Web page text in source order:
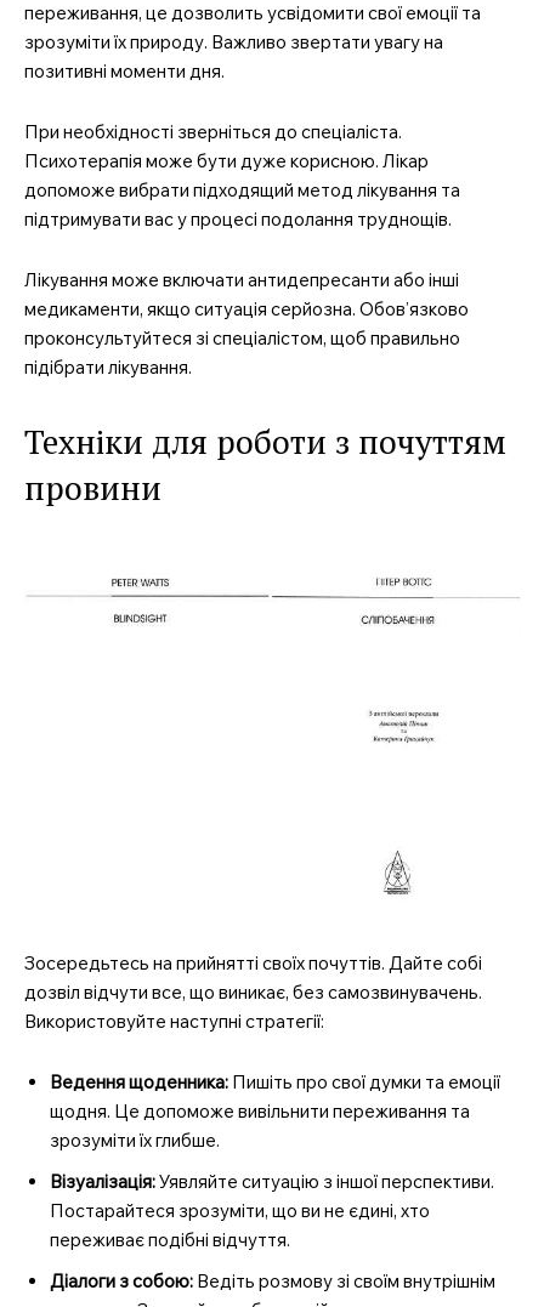
переживання, це дозволить усвідомити свої емоції та
зрозуміти їх природу. Важливо звертати увагу на
позитивні моменти дня.
При необхідності зверніться до спеціаліста.
Психотерапія може бути дуже корисною. Лікар
допоможе вибрати підходящий метод лікування та
підтримувати вас у процесі подолання труднощів.
Лікування може включати антидепресанти або інші
медикаменти, якщо ситуація серйозна. Обов’язково
проконсультуйтеся зі спеціалістом, щоб правильно
підібрати лікування.
Техніки для роботи з почуттям
провини
Зосередьтесь на прийнятті своїх почуттів. Дайте собі
дозвіл відчути все, що виникає, без самозвинувачень.
Використовуйте наступні стратегії:
Ведення щоденника: Пишіть про свої думки та емоції
щодня. Це допоможе вивільнити переживання та
зрозуміти їх глибше.
Візуалізація:Уявляйте ситуацію з іншої перспективи.
Постарайтеся зрозуміти, що ви не єдині, хто
переживає подібні відчуття.
Діалоги з собою: Ведіть розмову зі своїм внутрішнім